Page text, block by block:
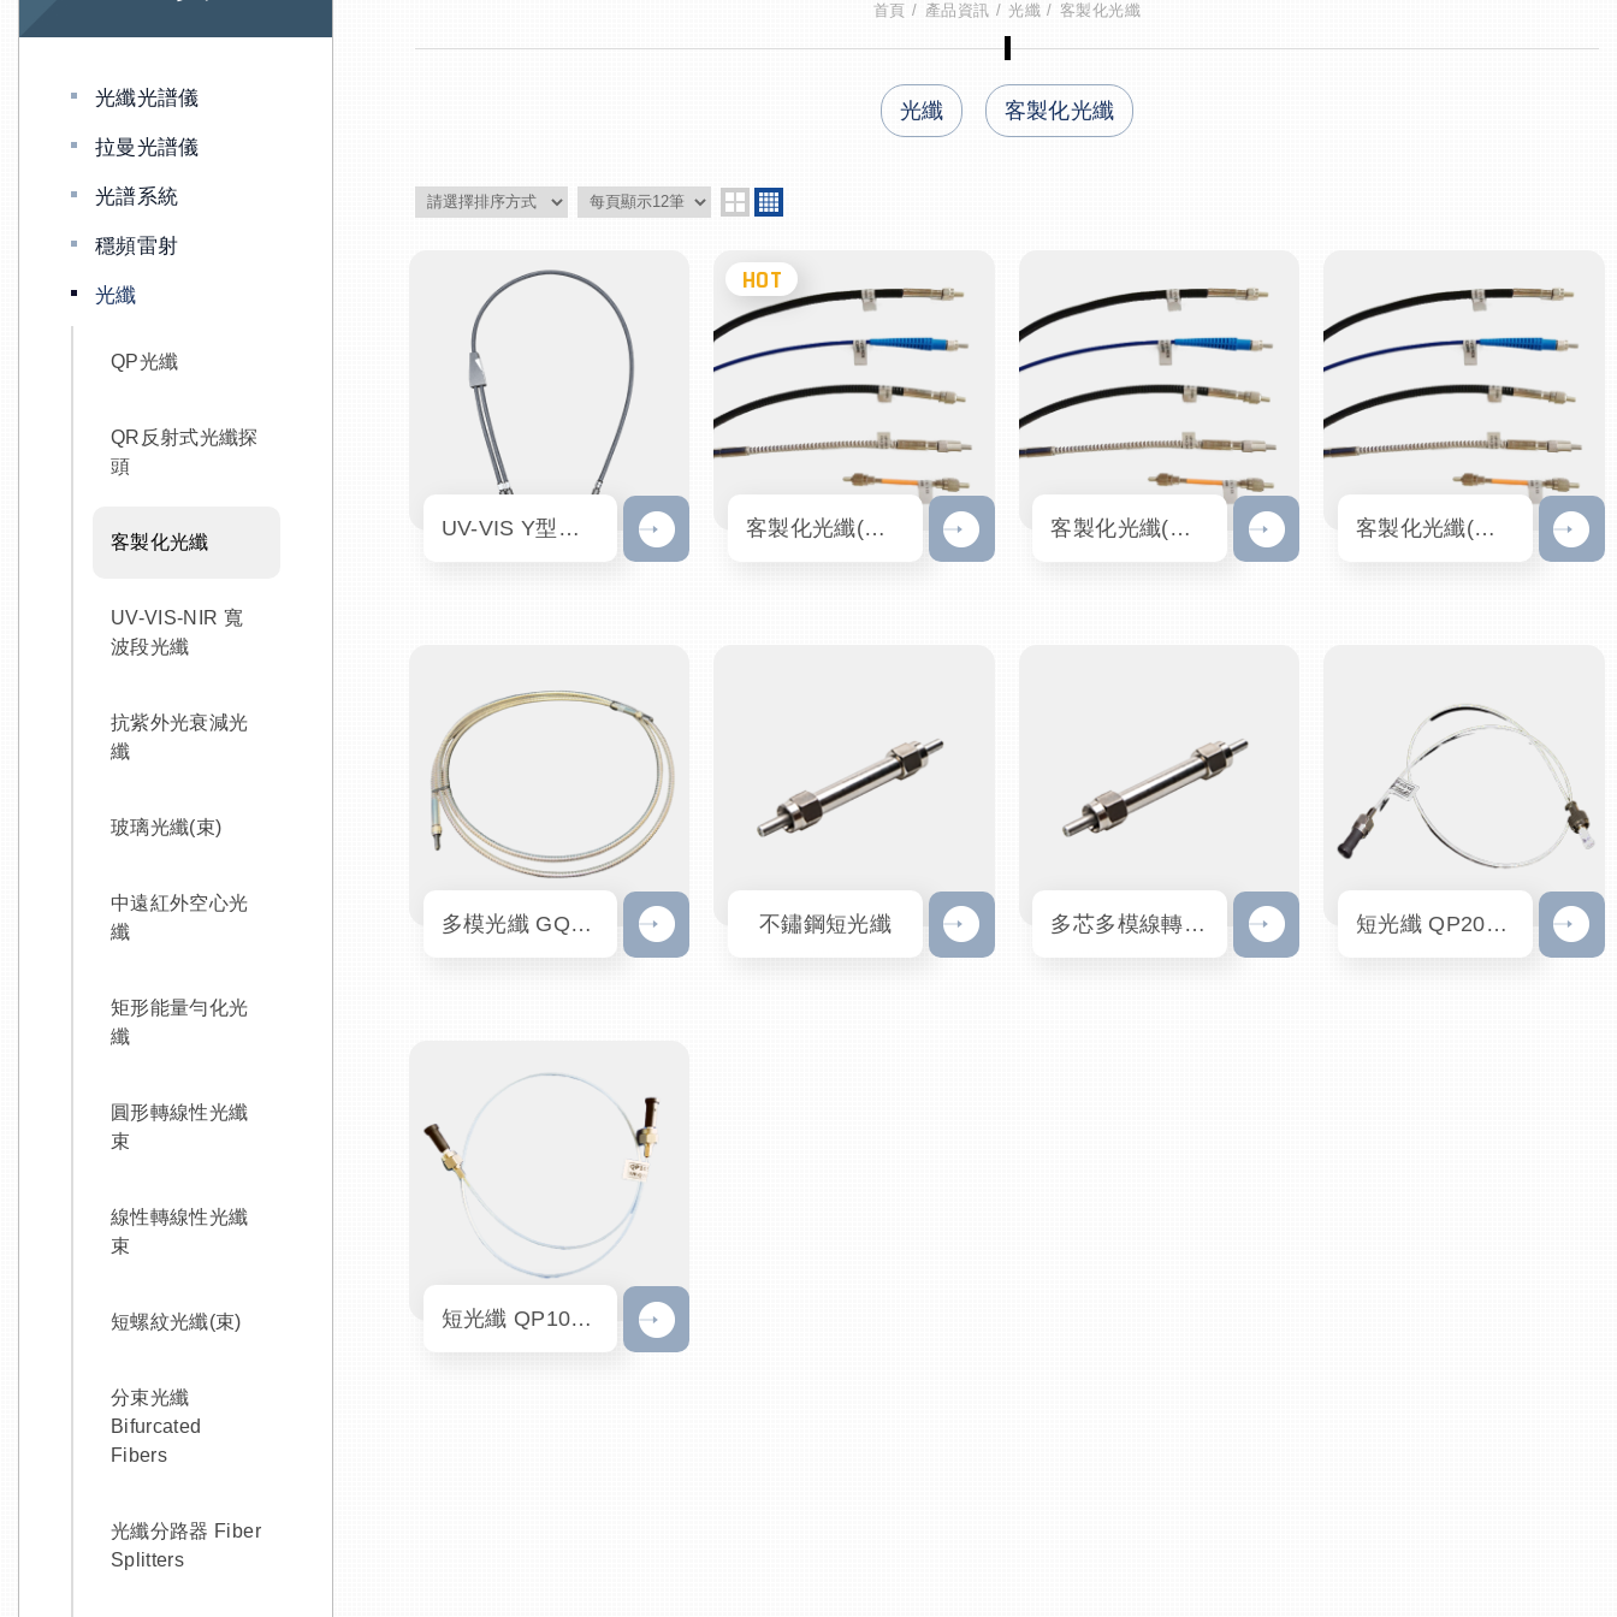
光纖光譜儀
拉曼光譜儀
光譜系統
穩頻雷射
光纖
QP光纖
QR反射式光纖探
頭
客製化光纖
UV-VIS-NIR 寬
波段光纖
抗紫外光衰減光
纖
玻璃光纖(束)
中遠紅外空心光
纖
矩形能量勻化光
纖
圓形轉線性光纖
束
線性轉線性光纖
束
短螺紋光纖(束)
分束光纖
Bifurcated
Fibers
光纖分路器 Fiber
Splitters
首頁 產品資訊 光纖 客製化光纖
光纖 客製化光纖
UV-VIS Y型分束光纖｜GBIF-400-UV-VIS-C 客製化光纖(三) QP光纖/QR反射式探頭/分束光纖/光纖束 客製化光纖(二) QP光纖/QR反射式探頭/分束光纖/光纖束 客製化光纖(一) QP光纖/QR反射式探頭/分束光纖/光纖束
多模光纖 GQP600-2-UV-VIS-BX 不鏽鋼短光纖 多芯多模線轉圓短光纖 短光纖 QP200-0.5-RO
短光纖 QP105-0.5-RO